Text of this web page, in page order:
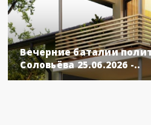
Вечерние баталии
Соловьёва 25.06.2026 -..